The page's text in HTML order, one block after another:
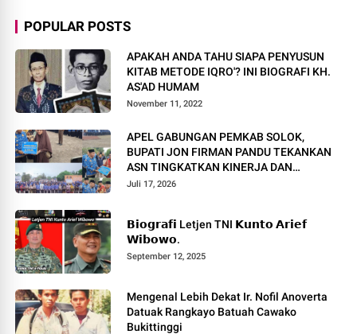
POPULAR POSTS
APAKAH ANDA TAHU SIAPA PENYUSUN
KITAB METODE IQRO'? INI BIOGRAFI KH.
AS'AD HUMAM
November 11, 2022
APEL GABUNGAN PEMKAB SOLOK,
BUPATI JON FIRMAN PANDU TEKANKAN
ASN TINGKATKAN KINERJA DAN
PELAYANAN MASYARAKAT.
Juli 17, 2026
𝗕𝗶𝗼𝗴𝗿𝗮𝗳𝗶 Letjen TNI 𝗞𝘂𝗻𝘁𝗼 𝗔𝗿𝗶𝗲𝗳
𝗪𝗶𝗯𝗼𝘄𝗼.
September 12, 2025
Mengenal Lebih Dekat Ir. Nofil Anoverta
Datuak Rangkayo Batuah Cawako
Bukittinggi